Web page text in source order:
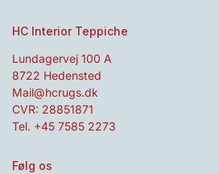
HC Interior Teppiche
Lundagervej 100 A
8722 Hedensted
Mail@hcrugs.dk
CVR: 28851871
Tel. +45 7585 2273
Følg os